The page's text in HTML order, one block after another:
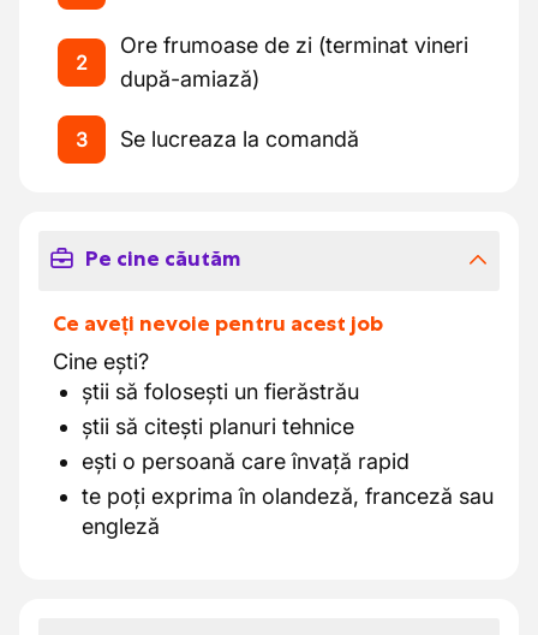
2
Ore frumoase de zi (terminat vineri
după-amiază)
3 Se lucreaza la comandă
Pe cine căutăm
Ce aveți nevoie pentru acest job
Cine ești?
știi să folosești un fierăstrău
știi să citești planuri tehnice
ești o persoană care învață rapid
te poți exprima în olandeză, franceză sau
engleză